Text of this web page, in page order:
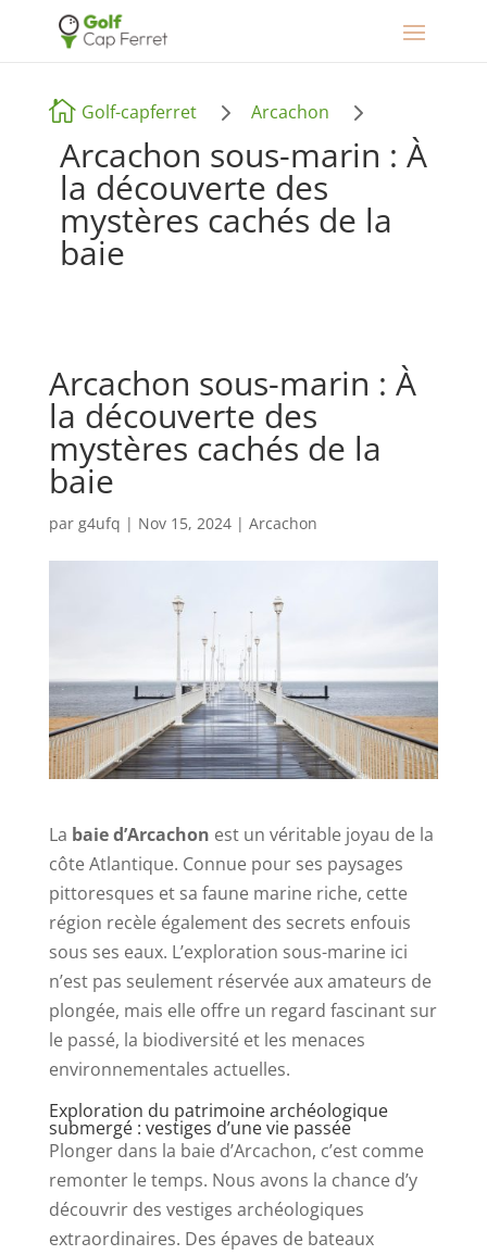
 Golf-capferret 5 Arcachon 5
Arcachon sous-marin : À
la découverte des
mystères cachés de la
baie
Arcachon sous-marin : À
la découverte des
mystères cachés de la
baie
par g4ufq | Nov 15, 2024| Arcachon
La baie d’Arcachon est un véritable joyau de la
côte Atlantique. Connue pour ses paysages
pittoresques et sa faune marine riche, cette
région recèle également des secrets enfouis
sous ses eaux. L’exploration sous-marine ici
n’est pas seulement réservée aux amateurs de
plongée, mais elle offre un regard fascinant sur
le passé, la biodiversité et les menaces
environnementales actuelles.
Exploration du patrimoine archéologique
submergé : vestiges d’une vie passée
Plonger dans la baie d’Arcachon, c’est comme
remonter le temps. Nous avons la chance d’y
découvrir des vestiges archéologiques
extraordinaires. Des épaves de bateaux